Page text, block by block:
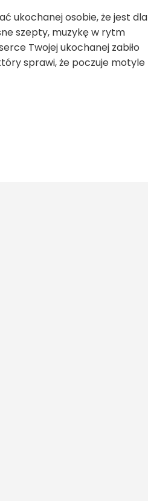
ukochanej osobie, że jest dla
szepty, muzykę w rytm
Twojej ukochanej zabiło
sprawi, że poczuje motyle